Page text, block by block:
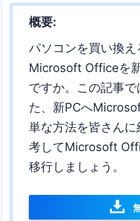
概要:
パソコンを買い換
Microsoft Officeを
ですか。この記事
た、新PCへ
単な方法を皆さん
考してMicrosoft
移行しましょう。